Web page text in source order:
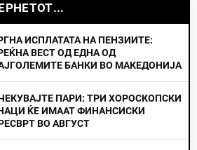
ИСПЛАТАТА НА ПЕНЗИИТЕ:
ВЕСТ ОД ЕДНА ОД
БАНКИ ВО МАКЕДОНИЈА
ПАРИ: ТРИ ХОРОСКОПСКИ
ЌЕ ИМААТ ФИНАНСИСКИ
ВО АВГУСТ